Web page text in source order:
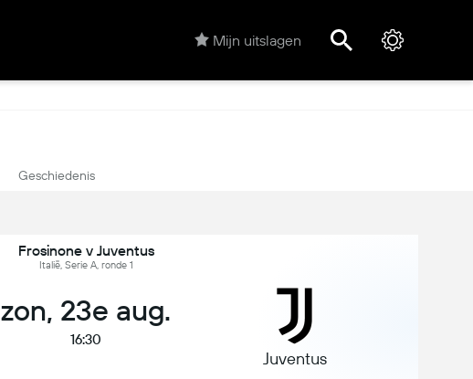
Mijn uitslagen
Geschiedenis
Frosinone v Juventus
Italië, Serie A, ronde 1
zon, 23e aug.
16:30
Juventus